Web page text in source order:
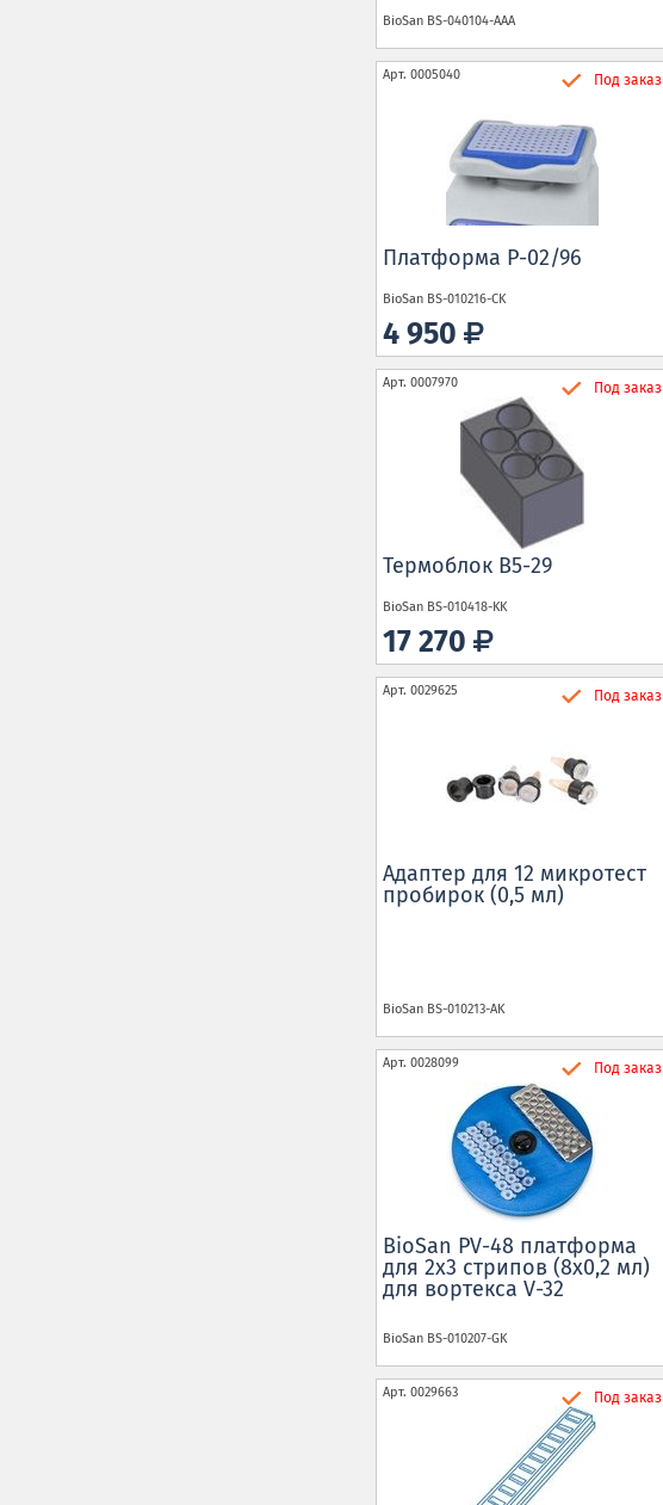
BioSan BS-040104-AAA
Арт. 0005040 Под заказ
Платформа P-02/96
BioSan BS-010216-CK
4 950
Арт. 0007970 Под заказ
Термоблок B5-29
BioSan BS-010418-KK
17 270
Арт. 0029625 Под заказ
Aдаптер для 12 микротест
пробирок (0,5 мл)
BioSan BS-010213-AK
Арт. 0028099 Под заказ
BioSan PV-48 платформа
для 2х3 стрипов (8х0,2 мл)
для вортекса V-32
BioSan BS-010207-GK
Арт. 0029663 Под заказ